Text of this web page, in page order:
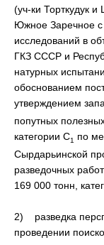
(уч-ки Торткудук
Южное Заречное с
исследований в
ГКЗ СССР и
натурных
обоснованием
утверждением
попутных
категории С1
по
Сырдарьинской
разведочных
169 000 тонн,
2) разведка
проведении